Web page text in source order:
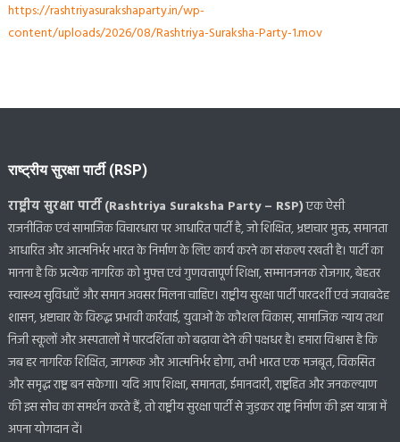
https://rashtriyasurakshaparty.in/wp-
content/uploads/2026/08/Rashtriya-Suraksha-Party-1.mov
राष्ट्रीय सुरक्षा पार्टी (RSP)
राष्ट्रीय सुरक्षा पार्टी (Rashtriya Suraksha Party – RSP)एक ऐसी
राजनीतिक एवं सामाजिक विचारधारा पर आधारित पार्टी है, जो शिक्षित, भ्रष्टाचार मुक्त, समानता
आधारित और आत्मनिर्भर भारत के निर्माण के लिए कार्य करने का संकल्प रखती है। पार्टी का
मानना है कि प्रत्येक नागरिक को मुफ्त एवं गुणवत्तापूर्ण शिक्षा, सम्मानजनक रोजगार, बेहतर
स्वास्थ्य सुविधाएँ और समान अवसर मिलना चाहिए। राष्ट्रीय सुरक्षा पार्टी पारदर्शी एवं जवाबदेह
शासन, भ्रष्टाचार के विरुद्ध प्रभावी कार्रवाई, युवाओं के कौशल विकास, सामाजिक न्याय तथा
निजी स्कूलों और अस्पतालों में पारदर्शिता को बढ़ावा देने की पक्षधर है। हमारा विश्वास है कि
जब हर नागरिक शिक्षित, जागरूक और आत्मनिर्भर होगा, तभी भारत एक मजबूत, विकसित
और समृद्ध राष्ट्र बन सकेगा। यदि आप शिक्षा, समानता, ईमानदारी, राष्ट्रहित और जनकल्याण
की इस सोच का समर्थन करते हैं, तो राष्ट्रीय सुरक्षा पार्टी से जुड़कर राष्ट्र निर्माण की इस यात्रा में
अपना योगदान दें।